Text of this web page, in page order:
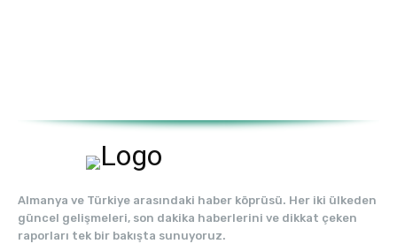
Almanya ve Türkiye arasındaki haber köprüsü. Her iki ülkeden
güncel gelişmeleri, son dakika haberlerini ve dikkat çeken
raporları tek bir bakışta sunuyoruz.